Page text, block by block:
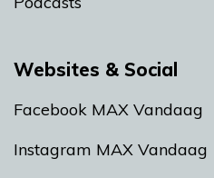
Websites & Social
Facebook MAX Vandaag
Instagram MAX Vandaag